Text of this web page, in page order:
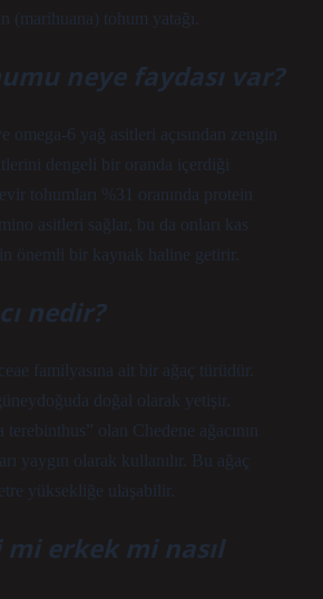
(marihuana) tohum yatağı.
neye faydası var?
omega-6 yağ asitleri açısından zengin
dengeli bir oranda içerdiği
tohumları %31 oranında protein
asitleri sağlar, bu da onları kas
önemli bir kaynak haline getirir.
nedir?
familyasına ait bir ağaç türüdür.
doğal olarak yetişir.
terebinthus” olan Chedene ağacının
yaygın olarak kullanılır. Bu ağaç
yüksekliğe ulaşabilir.
erkek mi nasıl